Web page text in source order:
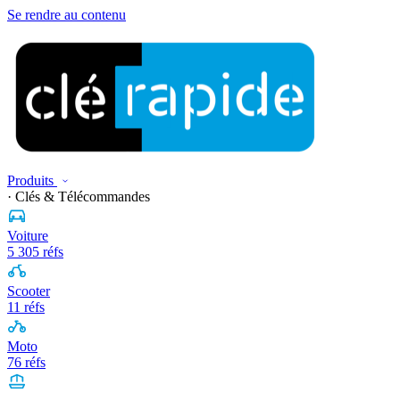
Se rendre au contenu
Produits
· Clés & Télécommandes
Voiture
5 305 réfs
Scooter
11 réfs
Moto
76 réfs